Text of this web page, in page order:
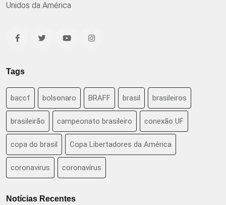
Unidos da América
Tags
baccf bolsonaro BRAFF brasil brasileiros
brasileirão campeonato brasileiro conexão UF
copa do brasil Copa Libertadores da América
coronavirus coronavírus
Notícias Recentes